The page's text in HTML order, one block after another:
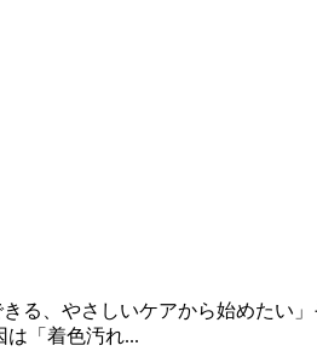
る、やさしいケアから始めたい
は「着色汚れ...